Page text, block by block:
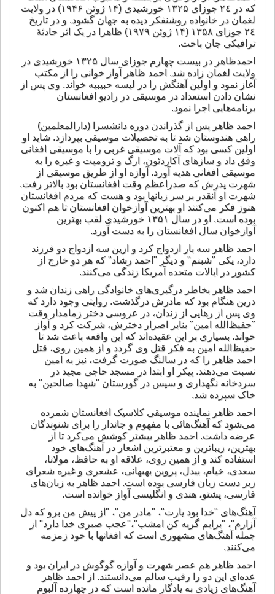
که در ٢٤ جوزای ۱۳٢۵ خورشیدی (۱۴ ژوئن ۱۹۴۶) در ولایت
لغمان در خانواده روشنفکر دیده به جهان گشود. و در تاریخ
٢٤ جوزای ۱۳۵٨ (۱۴ ژوئن ۱۹۷۹) ظاهرا در يک اثر حادثهٔ
ترافیکی جان باخت.
احمدظاهر در بیست چهارم جوزای سال ۱۳۲۵ خورشیدی در
ولایت لغمان زاده شد. احمد ظاهر آواز خوانی را از مکتب
آغاز نمود و اولین آهنگش را در لیسه حبیبیه خواند. وی پس از
نشان دادن استعداد در موسیقی در رادیو افغانستان
برنامه‌هایی اجرا نمود.
احمد ظاهر پس از گذراندن دوره دانشسرا (دارالمعلمین)
راهی هندوستان شد تا به تحصیلات موسیقی بپردازد. شاید او
اولین کسی بود که آلات موسیقی غربی را با موسیقی افغانی
وفق داد و سازهای آکاردئون، ارگ و ترومپت و غیره را به
موسیقی افغانی هدیه آورد. آوازه او از طریق موسیقی از
شهرت پدرش که صدراعظم وقت افغانستان بود بالاتر رفت.
شهرت او آنقدر بر سر زبانها بود و هست که مردم افغانستان
هنوز فکر می‌کنند او بهترین آوازخوان افغانستان تا هم اکنون
بوده است. او در سال ۱۳۵۱ خورشیدی لقب بهترین
آوازخوان سال افغانستان را به دست آورد.
احمد ظاهر سه بار ازدواج كرد و ازين سه ازدواج دو فرزند
دارد، يكی "شبنم" و ديگر "احمد رشاد" كه هر دو خارج از
كشور در ایالات متحده آمریکا زندگی می‌كنند.
احمد ظاهر بخاطر درگیری‌های خانوادگی راهی زندان شد و
درین هنگام بود که مادرش درگذشت. روایتی وجود دارد که
وی پس از رهایی از زندان، در عروسی دختر زمامدار وقت
"حفیظ‌‌الله امین" بنابر اصرار دخترش، شرکت کرد و آواز
خواند. بسیاری بر این عقیده‌اند که این واقعه باعث شد تا
حفیظ‌الله امین به فکر قتل وی گردد و از همین روی، قتل
احمد ظاهر را که در سالنگ صورت گرفت، نیز به امین
نسبت می‌دهند. پیکر او ابتدا در مسجد حاجی مجيد در
سردخانه نگهداری و سپس در گورستان "شهدا صالحین" به
خاک سپرده شد.
احمد ظاهر نماینده موسیقی کلاسیک افغانستان شمرده
می‌شود که آهنگ‌هائی با مفهوم و جاندار را برای شنوندگان
عرضه داشت. احمد ظاهر بیشتر کوشش می‌کرد تا از
بهترین، زیباترین و معتبرترین اشعار در آهنگ‌های خود
استفاده کند و از همین روی، علاقه او به حافظ، مولانا،
سعدی، خیام، بیدل، پروین بهبهانی، عشعری و غیره شعرای
زبر دست زبان فارسی بوده است. احمد ظاهر به زبان‌های
فارسی، پشتو، هندی و انگلیسی آواز خوانده است.
آهنگ‌های "خدا بود یارت"، "مادر من"، "از پیش من برو که دل
آزارم"، "برایم گریه کن امشب"،"عجب صبری خدا دارد" از
جمله آهنگ‌های مشهوری است که افغانها با خود زمزمه
می‌کنند.
احمد ظاهر هم عصر شهرت و آوازه گوگوش در ایران بود و
عده‌ای این دو را رقیب سالم می‌دانستند. از احمد ظاهر
آهنگ‌های زیادی به یادگار مانده است که در چهارده آلبوم